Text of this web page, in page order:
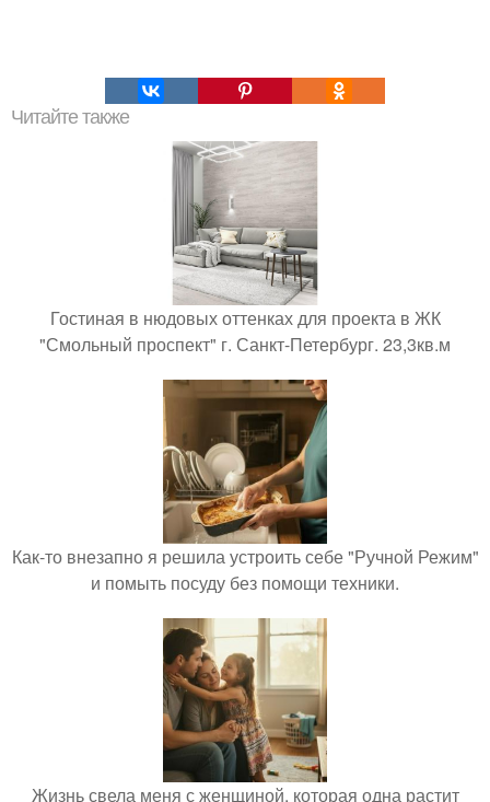
Читайте также
Гостиная в нюдовых оттенках для проекта в ЖК
"Смольный проспект" г. Санкт-Петербург. 23,3кв.м
Как-то внезапно я решила устроить себе "Ручной Режим"
и помыть посуду без помощи техники.
Жизнь свела меня с женщиной, которая одна растит